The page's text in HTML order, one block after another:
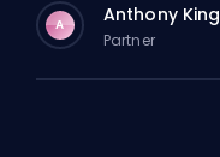
A Anthony King
Partner